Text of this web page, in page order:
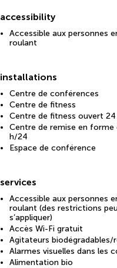
accessibility
Accessible aux personnes
roulant
installations
Centre de conférences
Centre de fitness
Centre de fitness ouvert
Centre de remise en forme
h/24
Espace de conférence
services
Accessible aux personnes
roulant (des restrictions
s’appliquer)
Accès Wi-Fi gratuit
Agitateurs biodégradables/
Alarmes visuelles dans les
Alimentation bio